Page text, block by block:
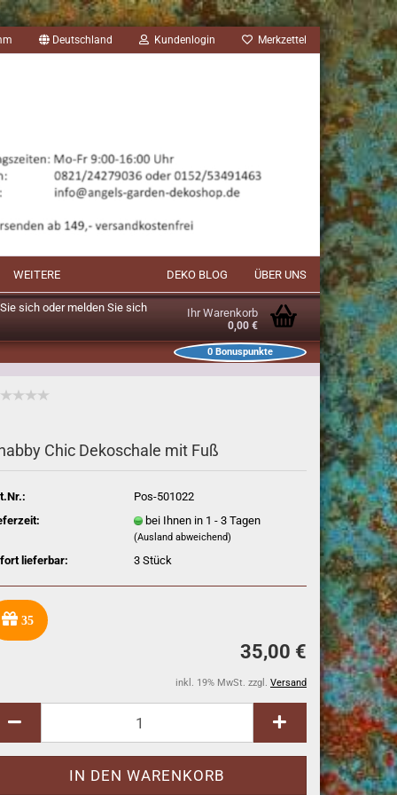
Deutschland Kundenlogin Merkzettel
sich oder melden Sie sich Ihr Warenkorb
0,00 €
0 Bonuspunkte
DEKO BLOG ÜBER UNS
WEITERE
Chic Dekoschale mit Fuß
Pos-501022
bei Ihnen in 1 - 3 Tagen
(Ausland abweichend)
lieferbar: 3 Stück
35
35,00 €
inkl. 19% MwSt. zzgl. Versand